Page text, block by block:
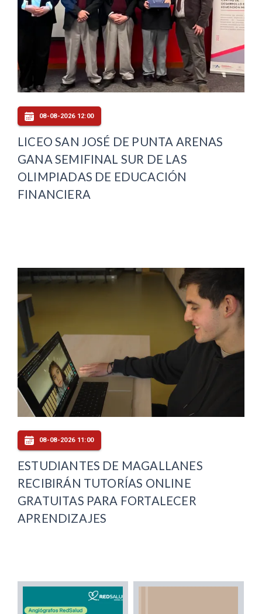
08-08-2026 12:00
LICEO SAN JOSÉ DE PUNTA ARENAS
GANA SEMIFINAL SUR DE LAS
OLIMPIADAS DE EDUCACIÓN
FINANCIERA
08-08-2026 11:00
ESTUDIANTES DE MAGALLANES
RECIBIRÁN TUTORÍAS ONLINE
GRATUITAS PARA FORTALECER
APRENDIZAJES